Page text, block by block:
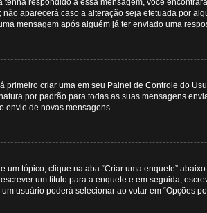
respondido a essa mensagem, você
aparecerá caso a alteração seja efetuada por
mensagem após alguém já ter enviado uma
primeiro criar uma em seu Painel de Controle do
por padrão para todas as suas mensagens
envio de novas mensagens.
tópico, clique na aba “Criar uma enquete”
um título para a enquete e em seguida,
usuário poderá selecionar ao votar em